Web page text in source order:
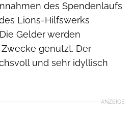
des Spendenlaufs
Lions-Hilfswerks
Gelder werden
genutzt. Der
und sehr idyllisch
ANZEIGE